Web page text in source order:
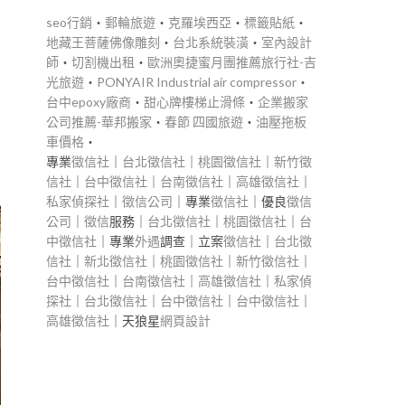
seo行銷 ‧ 郵輪旅遊 ‧ 克羅埃西亞 ‧ 標籤貼紙 ‧
地藏王菩薩佛像雕刻 ‧ 台北系統裝潢 ‧ 室內設計
師 ‧ 切割機出租 ‧ 歐洲奧捷蜜月團推薦旅行社-吉
光旅遊 ‧ PONYAIR Industrial air compressor ‧
台中epoxy廠商 ‧ 甜心牌樓梯止滑條 ‧ 企業搬家
公司推薦-華邦搬家 ‧ 春節 四國旅遊 ‧ 油壓拖板
車價格 ‧
專業徵信社 台北徵信社 桃園徵信社
新竹徵
信社
台中徵信社 台南徵信社 高雄徵信社
私家偵探社
徵信公司 ｜專業徵信社 ｜優良徵信
公司
徵信服務｜ 台北徵信社 桃園徵信社
台
中徵信社 ｜專業外遇調查｜立案徵信社
台北徵
信社
新北徵信社 桃園徵信社 新竹徵信社
台中徵信社
台南徵信社 高雄徵信社
私家偵
探社
台北徵信社 台中徵信社 台中徵信社
高雄徵信社 ｜天狼星網頁設計